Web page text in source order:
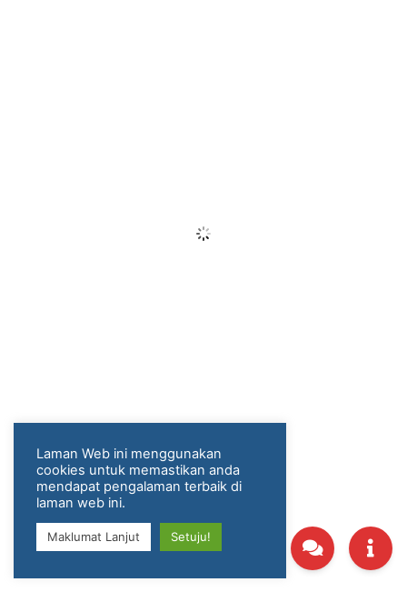
Laman Web ini menggunakan
cookies untuk memastikan anda
mendapat pengalaman terbaik di
laman web ini.
Maklumat Lanjut Setuju!